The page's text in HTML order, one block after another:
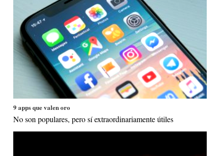
9 apps que valen oro
No son populares, pero sí extraordinariamente útiles